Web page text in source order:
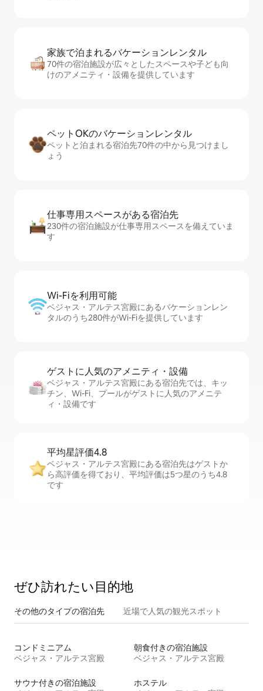
家族で泊まれるバ⁠ケ⁠ー⁠シ⁠ョ⁠ンレ⁠ン⁠タ⁠ル
70件の宿泊施設が広々としたスペースや子ども向
けのアメニティ・設備を提供しています
ペットOKのバ⁠ケ⁠ー⁠シ⁠ョ⁠ンレ⁠ン⁠タ⁠ル
ペットと泊まれる宿泊先70件の中から見つけまし
ょう
仕事専用ス⁠ペ⁠ー⁠スがあ⁠る宿⁠泊⁠先
230件の宿泊施設が仕事専用スペースを備えていま
す
Wi-Fiを利⁠用⁠可⁠能
ベジャス・アルテス宮殿にあるバケーションレン
タルのうち280件がWi-Fiを提供しています
ゲストに人⁠気⁠のア⁠メ⁠ニ⁠テ⁠ィ・設⁠備
ベジャス・アルテス宮殿にある宿泊先では、キッ
チン、Wi-Fi、プールがゲストに人気のアメニテ
ィ・設備です
平均星評価4.8
ベジャス・アルテス宮殿にある宿泊先はゲストか
ら高評価を得ており、平均評価は5つ星のうち4.8
です
ぜひ訪⁠れ⁠た⁠い目⁠的⁠地
その他のタ⁠イ⁠プ⁠の宿⁠泊⁠先 近場で人気の観光スポット
コンドミニアム
ベジャス・アルテス宮殿
朝食付きの宿泊施設
ベジャス・アルテス宮殿
サウナ付きの宿泊施設
ホステル